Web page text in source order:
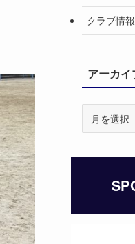
クラブ情報
アーカイ
イ